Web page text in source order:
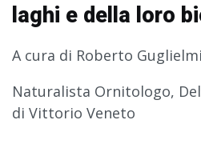
laghi e della loro
A cura di Roberto Guglielmi
Naturalista Ornitologo,
di Vittorio Veneto